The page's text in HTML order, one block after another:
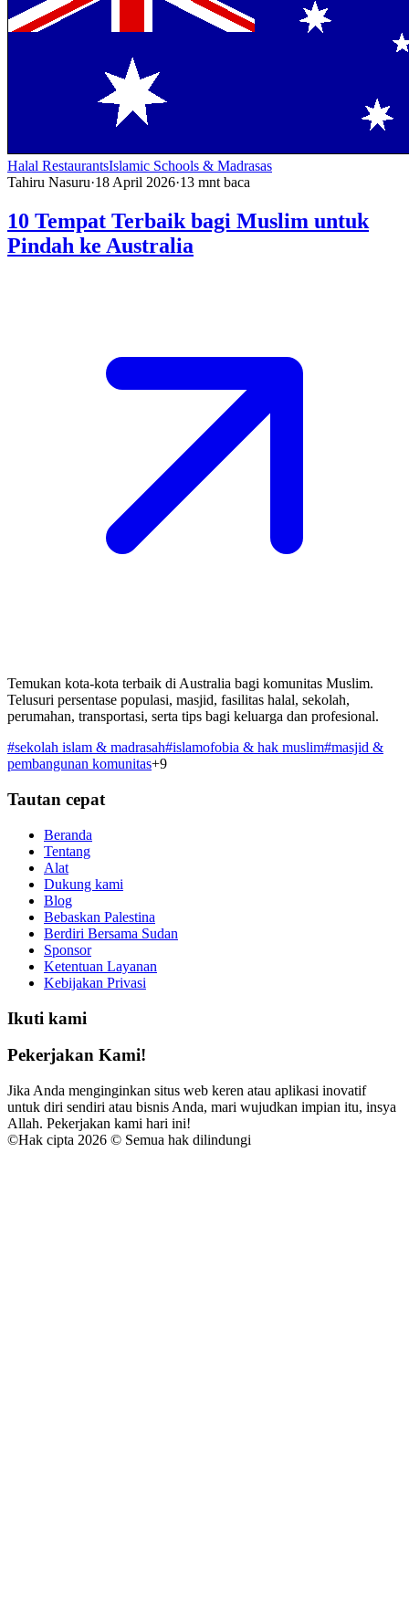
Halal RestaurantsIslamic Schools & Madrasas
Tahiru Nasuru·18 April 2026·13 mnt baca
10 Tempat Terbaik bagi Muslim untuk
Pindah ke Australia
Temukan kota-kota terbaik di Australia bagi komunitas Muslim.
Telusuri persentase populasi, masjid, fasilitas halal, sekolah,
perumahan, transportasi, serta tips bagi keluarga dan profesional.
#sekolah islam & madrasah#islamofobia & hak muslim#masjid &
pembangunan komunitas+9
Tautan cepat
Beranda
Tentang
Alat
Dukung kami
Blog
Bebaskan Palestina
Berdiri Bersama Sudan
Sponsor
Ketentuan Layanan
Kebijakan Privasi
Ikuti kami
Pekerjakan Kami!
Jika Anda menginginkan situs web keren atau aplikasi inovatif
untuk diri sendiri atau bisnis Anda, mari wujudkan impian itu, insya
Allah. Pekerjakan kami hari ini!
©Hak cipta 2026 © Semua hak dilindungi